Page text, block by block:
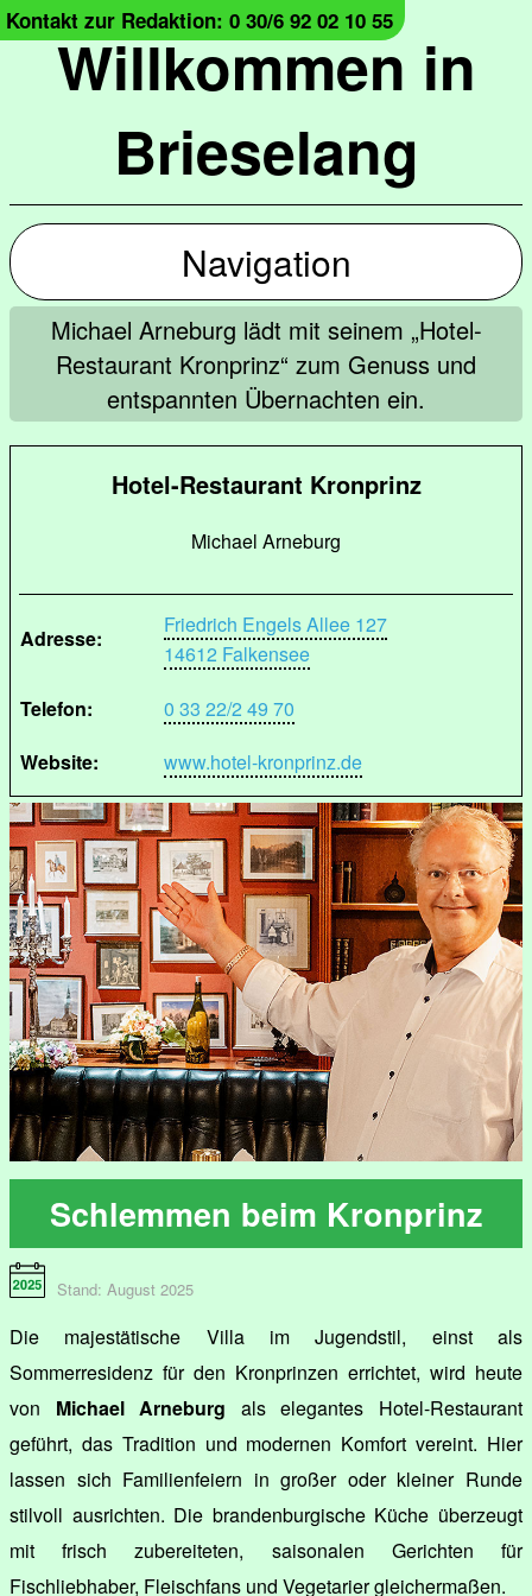
Willkommen in
Brieselang
Kontakt zur Redaktion: 0 30/6 92 02 10 55
Navigation
Michael Arneburg lädt mit seinem „Hotel-
Restaurant Kronprinz“ zum Genuss und
entspannten Übernachten ein.
Hotel-Restaurant Kronprinz
Michael Arneburg
Adresse:
Friedrich Engels Allee 127
14612 Falkensee
Telefon:
0 33 22/2 49 70
Website:
www.hotel-kronprinz.de
Schlemmen beim Kronprinz
Stand: August 2025
Die majestätische Villa im Jugendstil, einst als
Sommerresidenz für den Kronprinzen errichtet, wird heute
von Michael Arneburg als elegantes Hotel-Restaurant
geführt, das Tradition und modernen Komfort vereint. Hier
lassen sich Familienfeiern in großer oder kleiner Runde
stilvoll ausrichten. Die brandenburgische Küche überzeugt
mit frisch zubereiteten, saisonalen Gerichten für
Fischliebhaber, Fleischfans und Vegetarier gleichermaßen.